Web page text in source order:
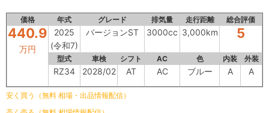
価格 年式 グレード 排気量 走行距離 総合評価
440.9
万円
2025
(令和7)
バージョンST 3000cc 3,000km 5
型式 車検 シフト AC 色 内装 外装
RZ34 2028/02 AT AC ブルー A A
安く買う（無料 相場・出品情報配信）